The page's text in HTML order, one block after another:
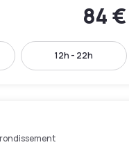
84 €
12h - 22h